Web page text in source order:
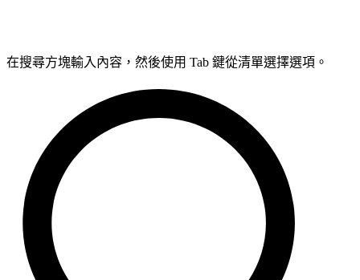
在搜尋方塊輸入內容，然後使用 Tab 鍵從清單選擇選項。